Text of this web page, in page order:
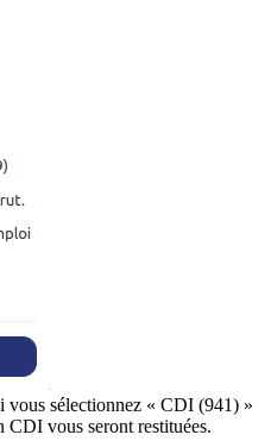
vous sélectionnez « CDI (941) »
CDI vous seront restituées.